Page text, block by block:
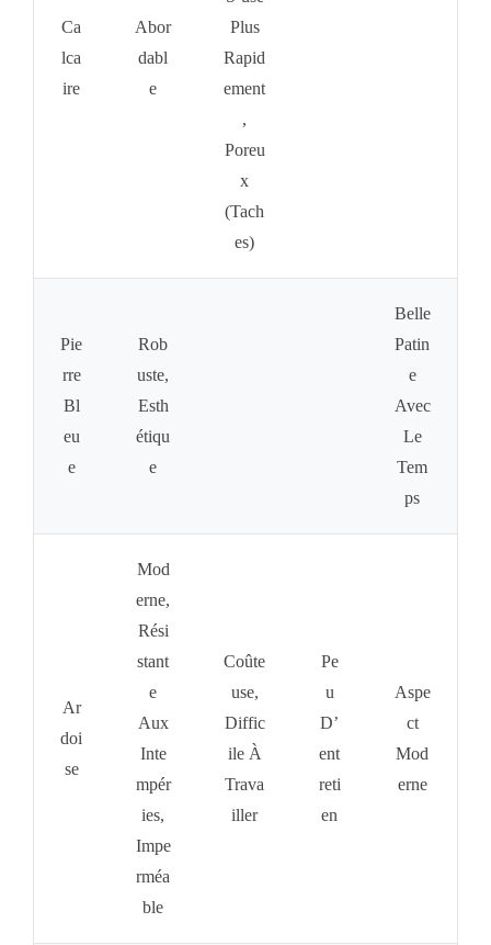
Ca
Lca
Ire
Abor
Dabl
E
Plus
Rapid
Ement
,
Poreu
X
(tach
Es)
Pie
Rre
Bl
Eu
E
Rob
Uste,
Esth
Étiqu
E
Belle
Patin
E
Avec
Le
Tem
Ps
Ar
Doi
Se
Mod
Erne,
Rési
Stant
E
Aux
Inte
Mpér
Ies,
Impe
Rméa
Ble
Coûte
Use,
Diffic
Ile À
Trava
Iller
Pe
U
D’
Ent
Reti
En
Aspe
Ct
Mod
Erne